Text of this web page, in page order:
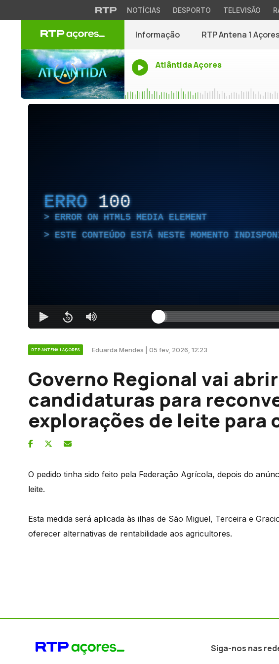
NOTÍCIAS DESPORTO TELEVISÃO
Informação RTP Antena 1 Açores
Atlântida Açores
ERRO 100
ERROR ON HTML5 MEDIA ELEMENT
ESTE CONTEÚDO ESTÁ NESTE MOMENTO
RTP ANTENA 1 AÇORES Eduarda Mendes | 05 fev, 2026, 12:23
Governo Regional vai abrir
candidaturas para
explorações de leite para
O pedido tinha sido feito pela Federação Agrícola, depois do
leite.
Esta medida será aplicada às ilhas de São Miguel, Terceira e
oferecer alternativas de rentabilidade aos agricultores.
Siga-nos nas